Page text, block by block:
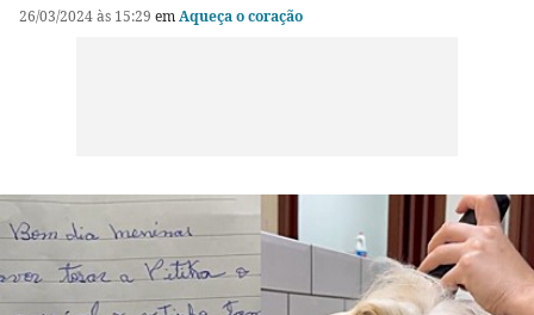
26/03/2024 às 15:29 emAqueça o coração